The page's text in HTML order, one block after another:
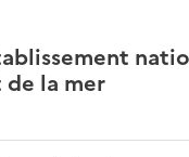
la mer